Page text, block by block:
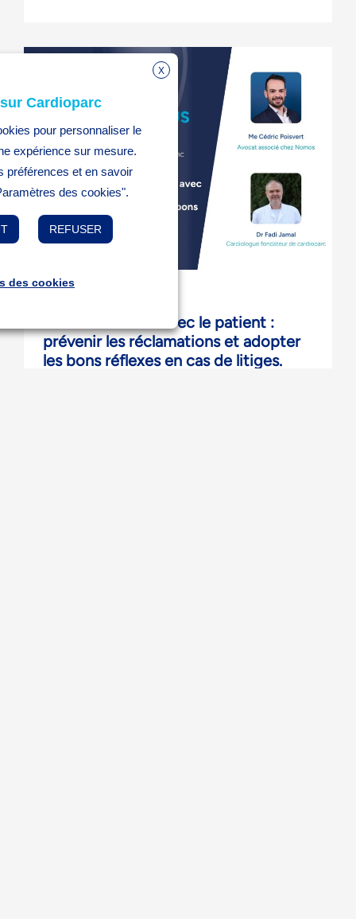
WEBINAIRE
Communication avec le patient :
prévenir les réclamations et adopter
les bons réflexes en cas de litiges.
X
Cardioparc
pour personnaliser le
expérience sur mesure.
préférences et en savoir
des cookies".
REFUSER
des cookies